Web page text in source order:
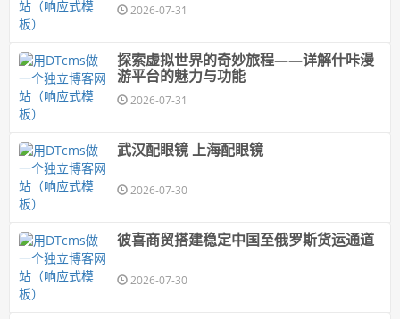
2026-07-31
探索虚拟世界的奇妙旅程——详解什咔漫
游平台的魅力与功能
2026-07-31
武汉配眼镜 上海配眼镜
2026-07-30
彼喜商贸搭建稳定中国至俄罗斯货运通道
2026-07-30